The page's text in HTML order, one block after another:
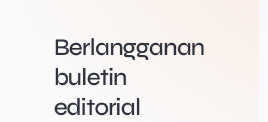
Berlangganan
buletin
editorial